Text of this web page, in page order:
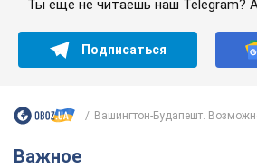
назвала первый симптом,
сигнализировал о его
6.08.2026 12:46